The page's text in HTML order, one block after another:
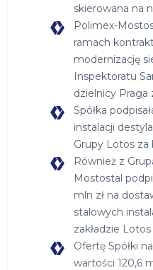
skierowana na
Polimex-
ramach
modernizację
Inspektoratu
dzielnicy Praga
Spółka
instalacji
Grupy Lotos za
Również z
Mostostal
mln zł na
stalowych
zakładzie
Ofertę Spółki
wartości 120,6